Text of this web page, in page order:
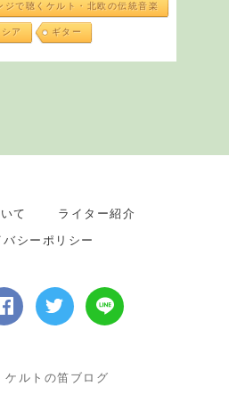
ジで聴くケルト・北欧の伝統音楽
ア ギター
て
ライター紹介
バシーポリシー
ケルトの笛ブログ